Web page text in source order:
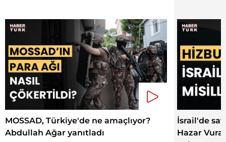
MOSSAD, Türkiye'de ne amaçlıyor?
Abdullah Ağar yanıtladı
İsrail'de
Hazar